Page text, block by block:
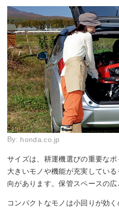
By: honda.co.jp
サイズは、耕運機選びの重要な
大きいモノや機能が充実してい
向があります。保管スペースの広
コンパクトなモノは小回りが効